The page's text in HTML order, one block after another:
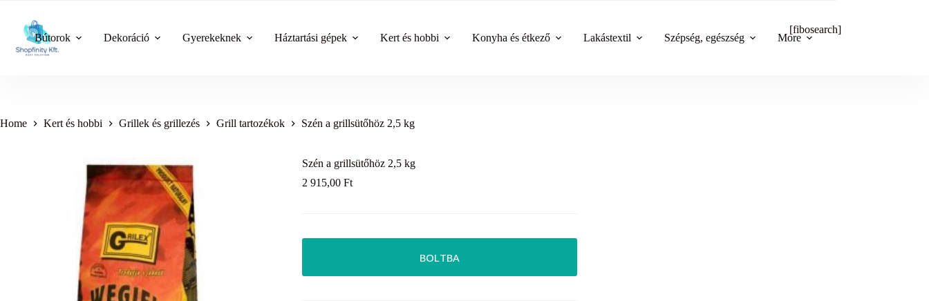
content
Bútorok Dekoráció Gyerekeknek Háztartási gépek Kert és hobbi Konyha és étkező Lakástextil Szépség, egészség More
[fibosearch]
Home Kert és hobbi Grillek és grillezés Grill tartozékok Szén a grillsütőhöz 2,5 kg
Szén a grillsütőhöz 2,5 kg
2 915,00Ft
BOLTBA